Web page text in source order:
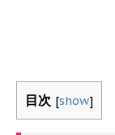
目次 [show]